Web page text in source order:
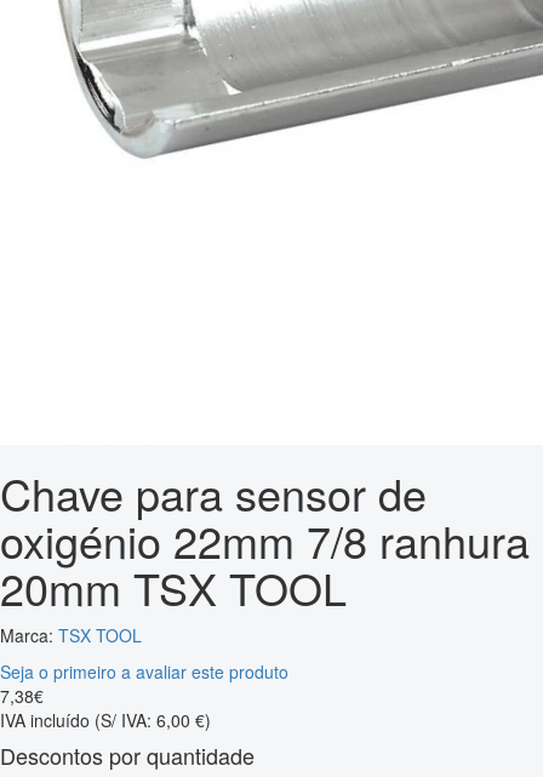
Chave para sensor de
oxigénio 22mm 7/8 ranhura
20mm TSX TOOL
Marca: TSX TOOL
Seja o primeiro a avaliar este produto
7,38€
IVA incluído (S/ IVA: 6,00 €)
Descontos por quantidade